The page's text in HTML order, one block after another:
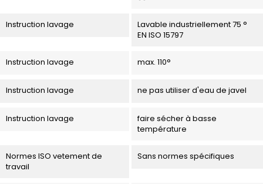
Instruction lavage
Lavable industriellement 75 °
EN ISO 15797
Instruction lavage max. 110°
Instruction lavage ne pas utiliser d'eau de javel
Instruction lavage
faire sécher à basse
température
Normes ISO vetement de
travail
Sans normes spécifiques